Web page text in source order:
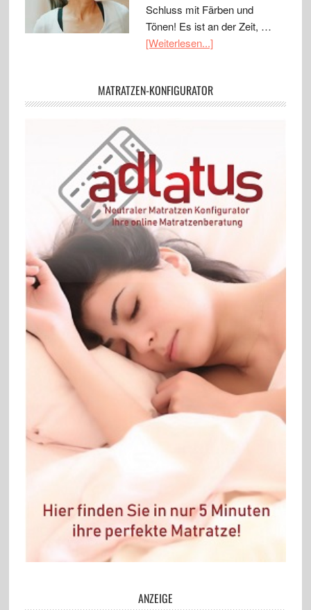
Schluss mit Färben und
Tönen! Es ist an der Zeit, …
[Weiterlesen...]
MATRATZEN-KONFIGURATOR
ANZEIGE